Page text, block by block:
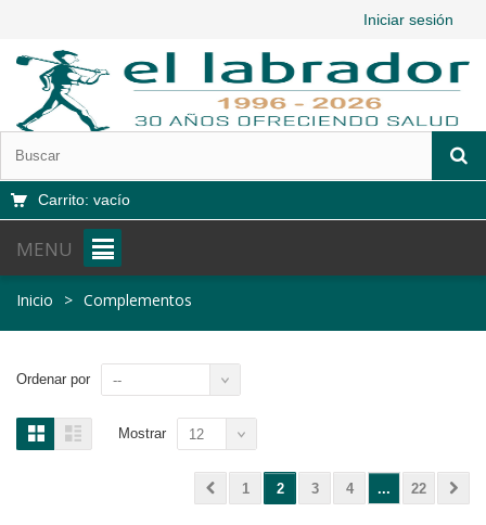
Iniciar sesión
Carrito: vacío
MENU
Inicio > Complementos
Ordenar por --
Mostrar 12
1 2 3 4 ... 22